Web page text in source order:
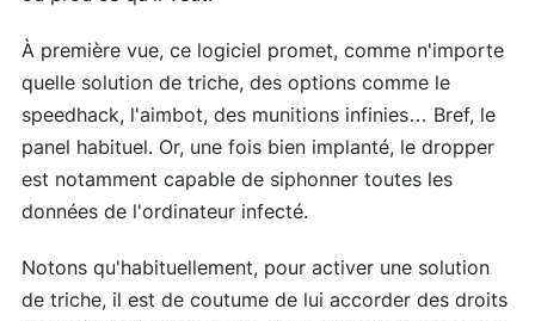
À première vue, ce logiciel promet, comme n'importe
quelle solution de triche, des options comme le
speedhack, l'aimbot, des munitions infinies… Bref, le
panel habituel. Or, une fois bien implanté, le dropper
est notamment capable de siphonner toutes les
données de l'ordinateur infecté.
Notons qu'habituellement, pour activer une solution
de triche, il est de coutume de lui accorder des droits